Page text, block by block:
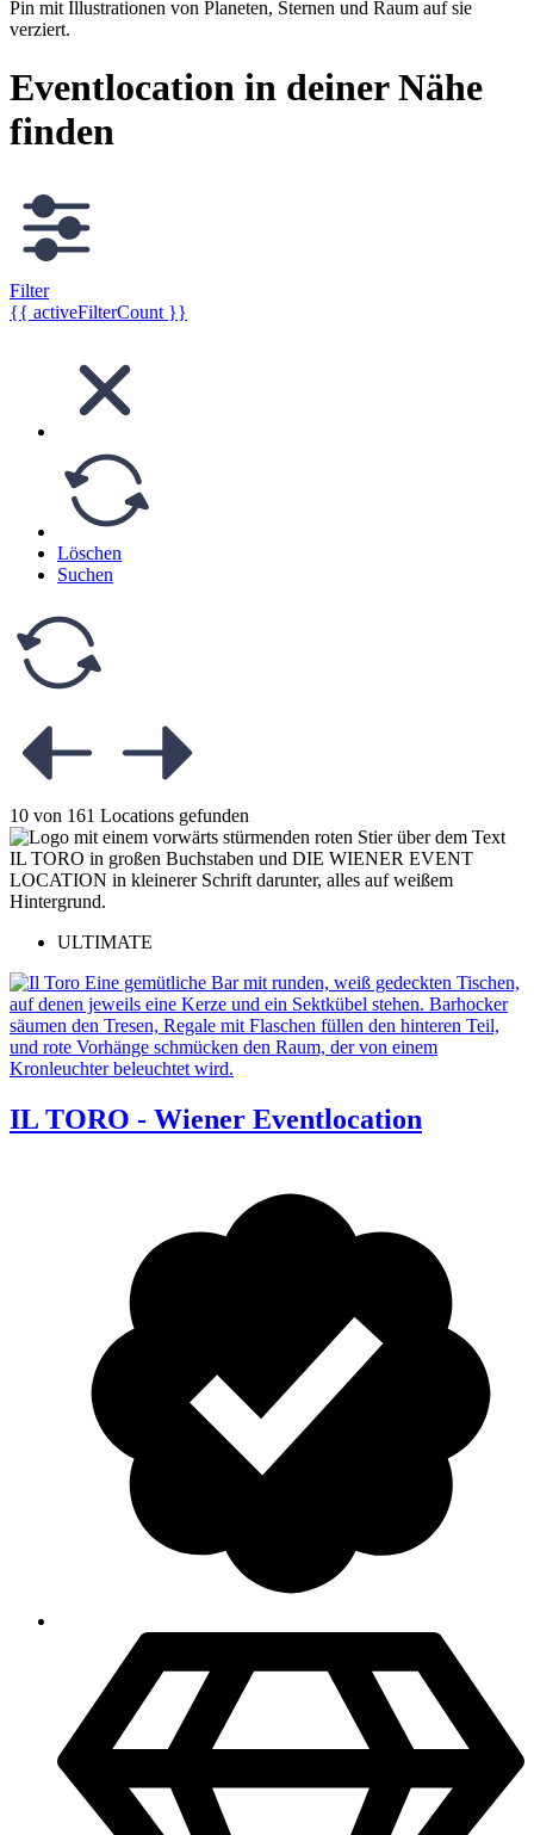
Eventlocation in deiner Nähe
finden
Filter
{{ activeFilterCount }}
Löschen
Suchen
10 von 161 Locations gefunden
ULTIMATE
IL TORO - Wiener Eventlocation